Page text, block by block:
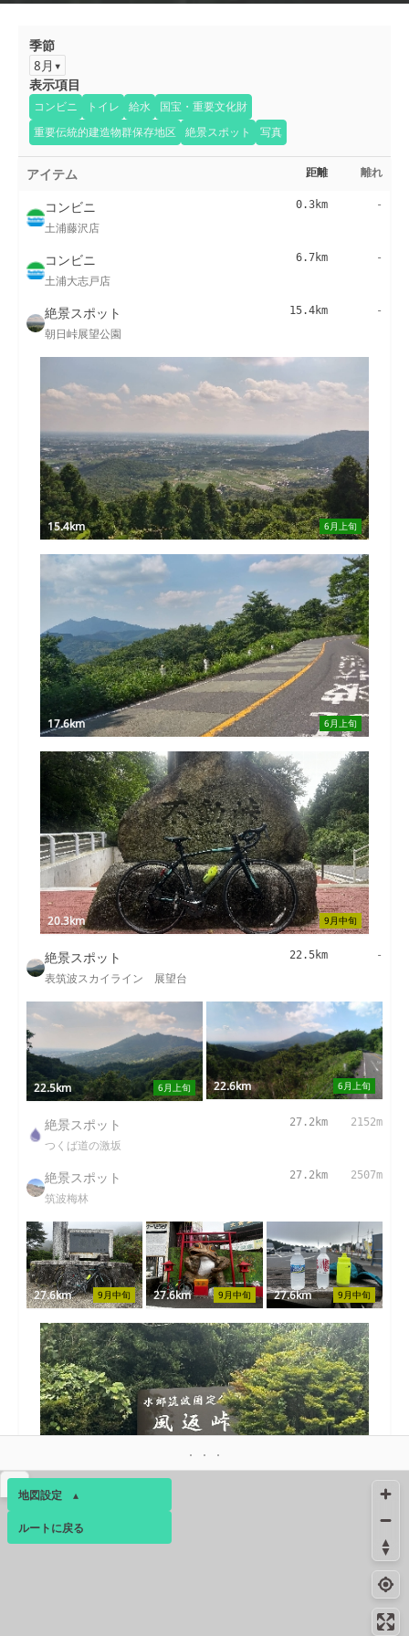
季節
8月
表示項目
コンビニ トイレ 給水
国宝・重要文化財
重要伝統的建造物群保存地区
絶景スポット 写真
アイテム 距離 離れ
コンビニ
土浦藤沢店
0.3km -
コンビニ
土浦大志戸店
6.7km -
絶景スポット
朝日峠展望公園
15.4km -
6月上旬
15.4km
6月上旬
17.6km
9月中旬
20.3km
絶景スポット
表筑波スカイライン 展望台
22.5km -
6月上旬
22.5km 6月上旬
22.6km
絶景スポット
つくば道の激坂
27.2km 2152m
絶景スポット
筑波梅林
27.2km 2507m
9月中旬
27.6km 9月中旬
27.6km 9月中旬
27.6km
29.2km
絶景スポット
2828m
地図設定 ▴
ベース ▴
ルートに戻る